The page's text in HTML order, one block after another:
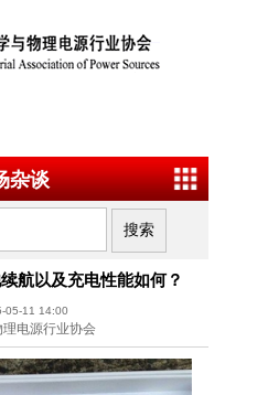
杂谈
航以及充电性能如何？
05-11 14:00
电源行业协会